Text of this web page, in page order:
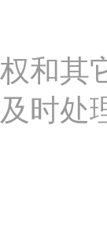
和其
时处